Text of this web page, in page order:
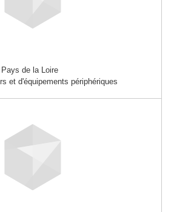
de la Loire
et d'équipements périphériques